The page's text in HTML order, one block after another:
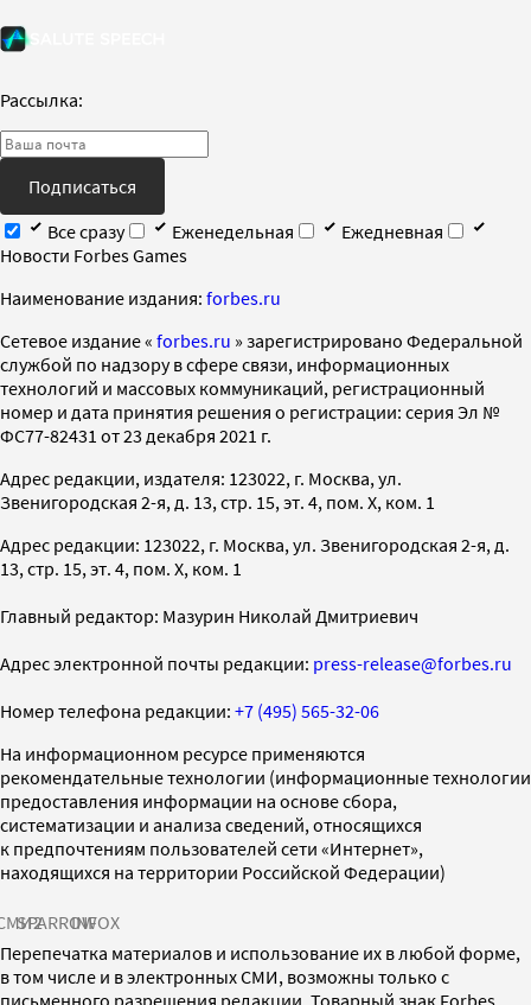
Рассылка:
Подписаться
Все сразу
Еженедельная
Ежедневная
Новости Forbes Games
Наименование издания: forbes.ru
Cетевое издание « forbes.ru » зарегистрировано Федеральной
службой по надзору в сфере связи, информационных
технологий и массовых коммуникаций, регистрационный
номер и дата принятия решения о регистрации: серия Эл №
ФС77-82431 от 23 декабря 2021 г.
Адрес редакции, издателя: 123022, г. Москва, ул.
Звенигородская 2-я, д. 13, стр. 15, эт. 4, пом. X, ком. 1
Адрес редакции: 123022, г. Москва, ул. Звенигородская 2-я, д.
13, стр. 15, эт. 4, пом. X, ком. 1
Главный редактор: Мазурин Николай Дмитриевич
Адрес электронной почты редакции: press-release@forbes.ru
Номер телефона редакции: +7 (495) 565-32-06
На информационном ресурсе применяются
рекомендательные технологии (информационные технологии
предоставления информации на основе сбора,
систематизации и анализа сведений, относящихся
к предпочтениям пользователей сети «Интернет»,
находящихся на территории Российской Федерации)
SPARROWINFOX
Перепечатка материалов и использование их в любой форме,
в том числе и в электронных СМИ, возможны только с
письменного разрешения редакции. Товарный знак Forbes